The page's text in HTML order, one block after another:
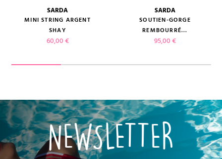
SARDA
MINI STRING ARGENT
SHAY
Prix
60,00 €
SARDA
SOUTIEN-GORGE
REMBOURRÉ...
Prix
95,00 €
NEWSLETTER